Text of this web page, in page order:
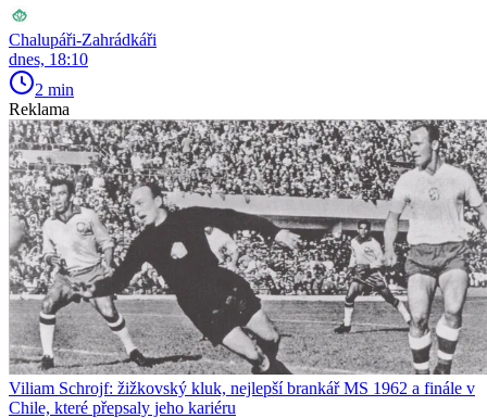
Chalupáři-Zahrádkáři
dnes, 18:10
2 min
Reklama
Viliam Schrojf: žižkovský kluk, nejlepší brankář MS 1962 a finále v
Chile, které přepsaly jeho kariéru